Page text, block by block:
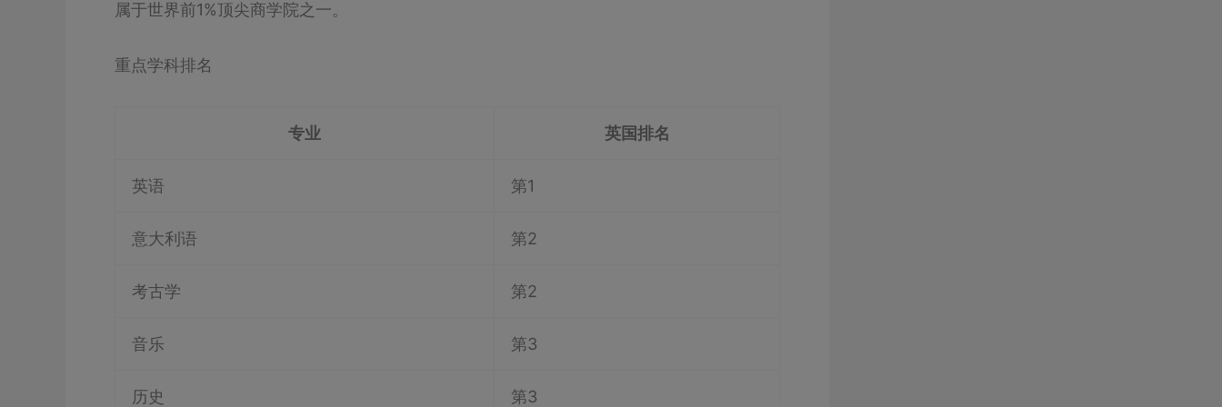
属于世界前1%顶尖商学院之一。
重点学科排名
专业 英国排名
英语 第1
意大利语 第2
考古学 第2
音乐 第3
历史 第3